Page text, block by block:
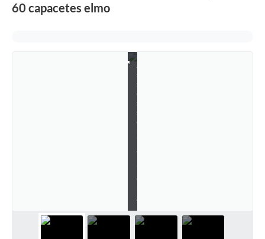
60 capacetes elmo
:
A
s
s
e
s
s
o
a
e
g